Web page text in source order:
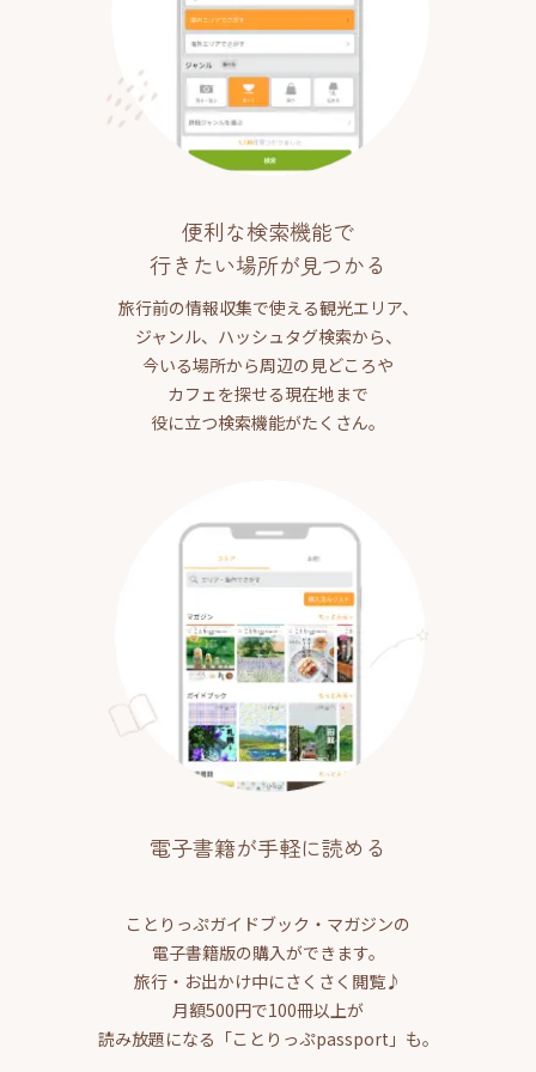
便利な検索機能で
行きたい場所が見つかる
旅行前の情報収集で使える観光エリア、
ジャンル、ハッシュタグ検索から、
今いる場所から周辺の見どころや
カフェを探せる現在地まで
役に立つ検索機能がたくさん。
電子書籍が手軽に読める
ことりっぷガイドブック・マガジンの
電子書籍版の購入ができます。
旅行・お出かけ中にさくさく閲覧♪
月額500円で100冊以上が
読み放題になる「ことりっぷpassport」も。